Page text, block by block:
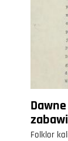
Folklor